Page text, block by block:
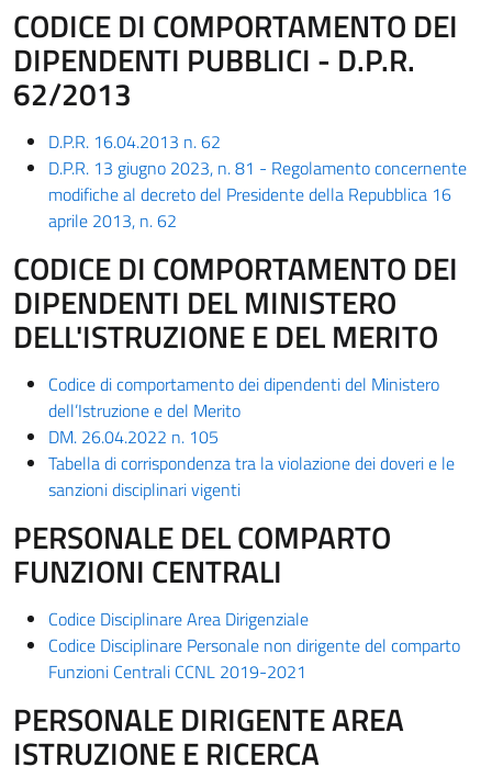
CODICE DI COMPORTAMENTO DEI
DIPENDENTI PUBBLICI - D.P.R.
62/2013
D.P.R. 16.04.2013 n. 62
D.P.R. 13 giugno 2023, n. 81 - Regolamento concernente
modifiche al decreto del Presidente della Repubblica 16
aprile 2013, n. 62
CODICE DI COMPORTAMENTO DEI
DIPENDENTI DEL MINISTERO
DELL'ISTRUZIONE E DEL MERITO
Codice di comportamento dei dipendenti del Ministero
dell’Istruzione e del Merito
DM. 26.04.2022 n. 105
Tabella di corrispondenza tra la violazione dei doveri e le
sanzioni disciplinari vigenti
PERSONALE DEL COMPARTO
FUNZIONI CENTRALI
Codice Disciplinare Area Dirigenziale
Codice Disciplinare Personale non dirigente del comparto
Funzioni Centrali CCNL 2019-2021
PERSONALE DIRIGENTE AREA
ISTRUZIONE E RICERCA